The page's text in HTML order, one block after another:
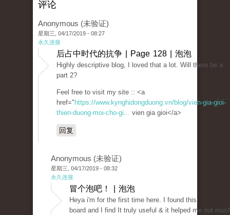
评论
Anonymous (未验证)
星期三, 04/17/2019 - 08:27
永久连接
后占中时代的抗争 | Page 128 | 泡泡
Highly descriptive blog, I loved that a lot. Will there be a
part 2?
Feel free to visit my site :: <a
href=" https://www.kynghidongduong.vn/blog/vien-gia-gioi-
thien-duong-moi-cho-gi... vien gia gioi</a>
回复
Anonymous (未验证)
星期三, 04/17/2019 - 08:32
永久连接
冒个泡吧！ | 泡泡
Heya i'm for the first time here. I found this
board and I find It truly useful & it helped me out